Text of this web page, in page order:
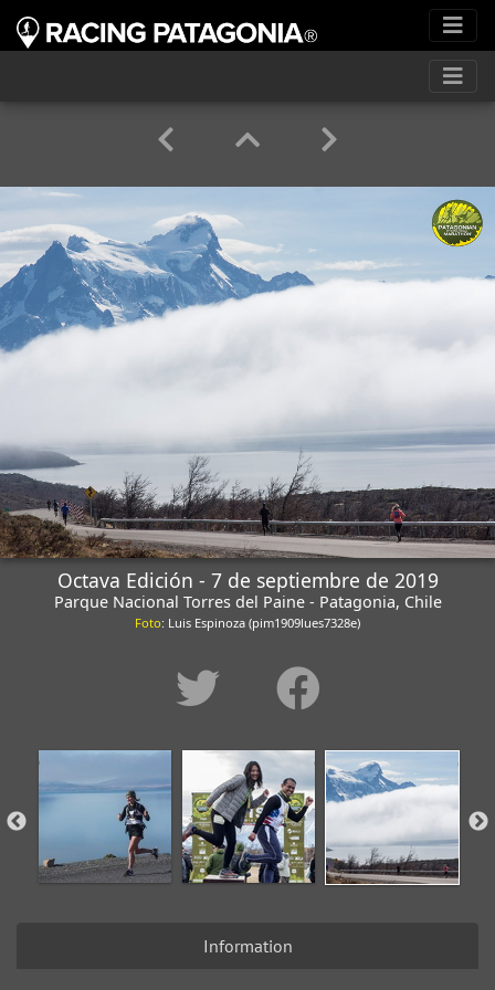
Octava Edición - 7 de septiembre de 2019
Parque Nacional Torres del Paine - Patagonia, Chile
Foto: Luis Espinoza (pim1909lues7328e)
Information